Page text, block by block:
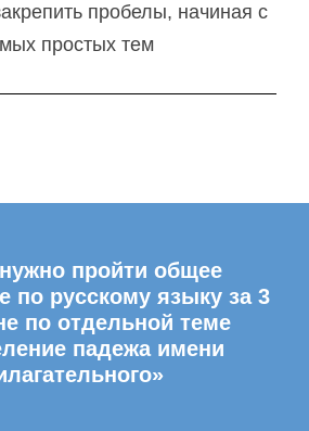
пробелы, начиная с
простых тем
пройти общее
по русскому языку за 3
по отдельной теме
падежа имени